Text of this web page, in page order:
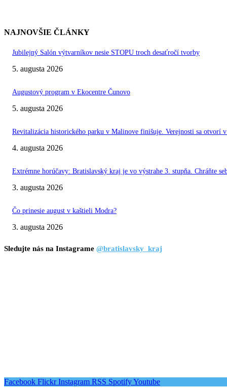
NAJNOVŠIE ČLÁNKY
Jubilejný Salón výtvarníkov nesie STOPU troch desaťročí tvorby
5. augusta 2026
Augustový program v Ekocentre Čunovo
5. augusta 2026
Revitalizácia historického parku v Malinove finišuje. Verejnosti sa otvorí
4. augusta 2026
Extrémne horúčavy: Bratislavský kraj je vo výstrahe 3. stupňa. Chráňte
3. augusta 2026
Čo prinesie august v kaštieli Modra?
3. augusta 2026
Sledujte nás na Instagrame @bratislavsky_kraj
Facebook Flickr Instagram RSS SpotifyYoutube